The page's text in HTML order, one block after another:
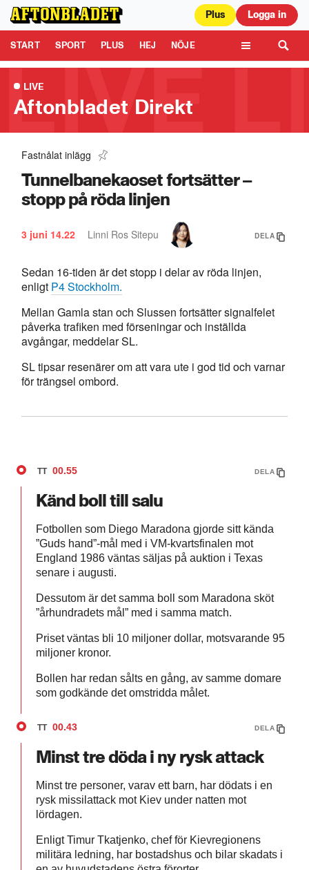
Plus Logga in
START SPORT PLUS HEJ NÖJE
Aftonbladet är en del av Schibsted Media. Schibsted News Media AB är
ansvarig för dina data på denna webbplats.Läs mer här
Tipsa oss
LIVE
Aftonbladet Direkt
Här somnar programledaren – i sändning
0:45
Fastnålat inlägg
Tunnelbanekaoset fortsätter –
stopp på röda linjen
3 juni 14.22 Linni Ros Sitepu DELA
Sedan 16-tiden är det stopp i delar av röda linjen,
enligt P4 Stockholm.
Mellan Gamla stan och Slussen fortsätter signalfelet
påverka trafiken med förseningar och inställda
avgångar, meddelar SL.
SL tipsar resenärer om att vara ute i god tid och varnar
för trängsel ombord.
TT 00.55 DELA
Känd boll till salu
Fotbollen som Diego Maradona gjorde sitt kända
”Guds hand”-mål med i VM-kvartsfinalen mot
England 1986 väntas säljas på auktion i Texas
senare i augusti.
Dessutom är det samma boll som Maradona sköt
”århundradets mål” med i samma match.
Priset väntas bli 10 miljoner dollar, motsvarande 95
miljoner kronor.
Bollen har redan sålts en gång, av samme domare
som godkände det omstridda målet.
TT 00.43 DELA
Minst tre döda i ny rysk attack
Minst tre personer, varav ett barn, har dödats i en
rysk missilattack mot Kiev under natten mot
lördagen.
Enligt Timur Tkatjenko, chef för Kievregionens
militära ledning, har bostadshus och bilar skadats i